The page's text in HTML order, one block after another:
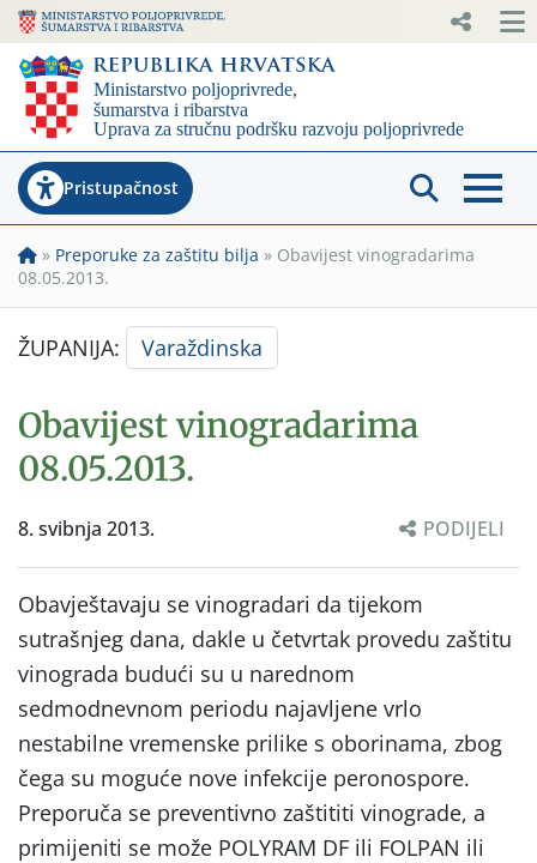
Pristupačnost
» Preporuke za zaštitu bilja » Obavijest vinogradarima
08.05.2013.
ŽUPANIJA: Varaždinska
Obavijest vinogradarima
08.05.2013.
8. svibnja 2013. PODIJELI
Obavještavaju se vinogradari da tijekom
sutrašnjeg dana, dakle u četvrtak provedu zaštitu
vinograda budući su u narednom
sedmodnevnom periodu najavljene vrlo
nestabilne vremenske prilike s oborinama, zbog
čega su moguće nove infekcije peronospore.
Preporuča se preventivno zaštititi vinograde, a
primijeniti se može POLYRAM DF ili FOLPAN ili